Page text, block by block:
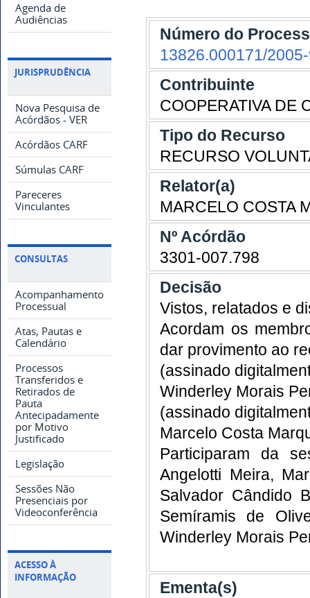
Agenda de
Audiências
JURISPRUDÊNCIA
Nova Pesquisa de
Acórdãos - VER
Acórdãos CARF
Súmulas CARF
Pareceres
Vinculantes
CONSULTAS
Acompanhamento
Processual
Atas, Pautas e
Calendário
Processos
Transferidos e
Retirados de
Pauta
Antecipadamente
por Motivo
Justificado
Legislação
Sessões Não
Presenciais por
Videoconferência
ACESSO À
INFORMAÇÃO
Número do
13826.000171/
Contribuinte
COOPERATIVA DE
Tipo do Recurso
RECURSO
Relator(a)
MARCELO COSTA
Nº Acórdão
3301-007.798
Decisão
Vistos, relatados e
Acordam os
dar provimento ao
(assinado
Winderley Morais
(assinado
Marcelo Costa
Participaram da
Angelotti Meira,
Salvador Cândido
Semíramis de
Winderley Morais
Ementa(s)